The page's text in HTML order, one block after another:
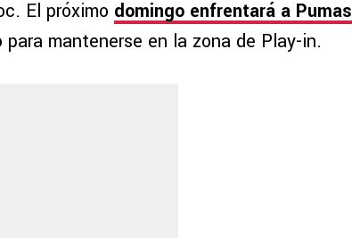
El próximo domingo enfrentará a Pumas
mantenerse en la zona de Play-in.